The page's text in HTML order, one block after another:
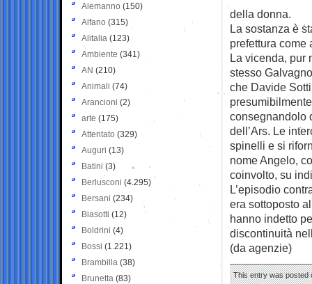
della donna.
La sostanza è
prefettura come
La vicenda, pur
stesso
che Davide
consegnandolo
dell’Ars. Le
spinelli e si
nome Angelo,
coinvolto, su
L’episodio
era sottoposto
hanno indetto
discontinuità
(da agenzie)
This entry was posted
Alemanno (150)
Alfano (315)
Alitalia (123)
Ambiente (341)
AN (210)
Animali (74)
Arancioni (2)
arte (175)
Attentato (329)
Auguri (13)
Batini (3)
Berlusconi (4.295)
Bersani (234)
Biasotti (12)
Boldrini (4)
Bossi (1.221)
Brambilla (38)
Brunetta (83)